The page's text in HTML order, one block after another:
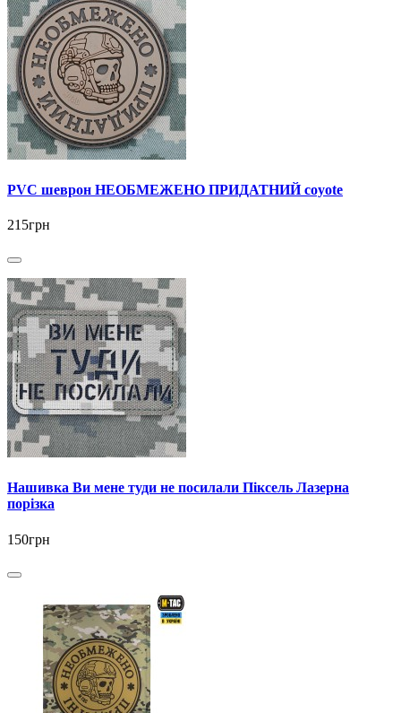
PVC шеврон НЕОБМЕЖЕНО ПРИДАТНИЙ coyote
215грн
Нашивка Ви мене туди не посилали Піксель Лазерна
порізка
150грн